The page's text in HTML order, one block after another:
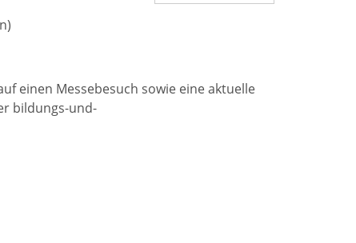
einen Messebesuch sowie eine aktuelle
bildungs-und-